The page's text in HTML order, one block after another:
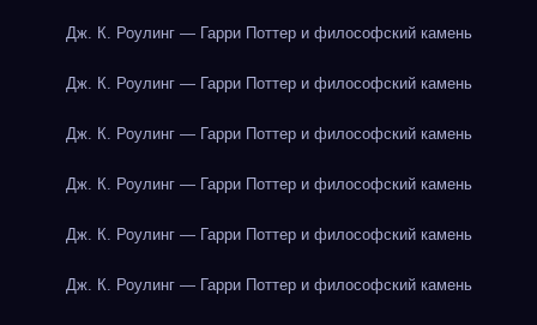
Дж. К. Роулинг — Гарри Поттер и философский камень
Дж. К. Роулинг — Гарри Поттер и философский камень
Дж. К. Роулинг — Гарри Поттер и философский камень
Дж. К. Роулинг — Гарри Поттер и философский камень
Дж. К. Роулинг — Гарри Поттер и философский камень
Дж. К. Роулинг — Гарри Поттер и философский камень